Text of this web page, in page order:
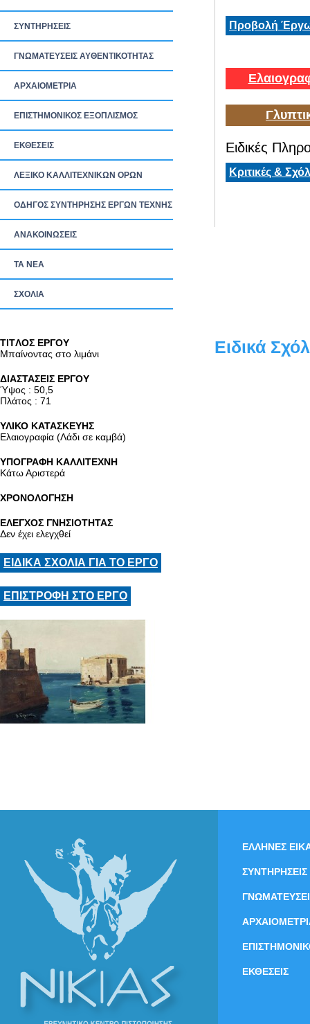
ΣΥΝΤΗΡΗΣΕΙΣ
ΓΝΩΜΑΤΕΥΣΕΙΣ ΑΥΘΕΝΤΙΚΟΤΗΤΑΣ
ΑΡΧΑΙΟΜΕΤΡΙΑ
ΕΠΙΣΤΗΜΟΝΙΚΟΣ ΕΞΟΠΛΙΣΜΟΣ
ΕΚΘΕΣΕΙΣ
ΛΕΞΙΚΟ ΚΑΛΛΙΤΕΧΝΙΚΩΝ ΟΡΩΝ
ΟΔΗΓΟΣ ΣΥΝΤΗΡΗΣΗΣ ΕΡΓΩΝ ΤΕΧΝΗΣ
ΑΝΑΚΟΙΝΩΣΕΙΣ
ΤΑ ΝEΑ
ΣΧΟΛΙΑ
Προβολή
Ειδικές
Κριτικές &
TITΛΟΣ ΕΡΓΟΥ
Μπαίνοντας στο λιμάνι
ΔΙΑΣΤΑΣΕΙΣ ΕΡΓΟΥ
Ύψος : 50,5
Πλάτος : 71
ΥΛΙΚΟ ΚΑΤΑΣΚΕΥΗΣ
Ελαιογραφία (Λάδι σε καμβά)
ΥΠΟΓΡΑΦΗ ΚΑΛΛΙΤΕΧΝΗ
Κάτω Αριστερά
ΧΡΟΝΟΛΟΓΗΣΗ
ΕΛΕΓΧΟΣ ΓΝΗΣΙΟΤΗΤΑΣ
Δεν έχει ελεγχθεί
ΕΙΔΙΚΑ ΣΧΟΛΙΑ ΓΙΑ ΤΟ ΕΡΓΟ
ΕΠΙΣΤΡΟΦΗ ΣΤΟ ΕΡΓΟ
Ειδικά
ΕΛΛΗΝΕΣ
ΣΥΝΤΗΡΗΣΕΙΣ
ΕΚΘΕΣΕΙΣ